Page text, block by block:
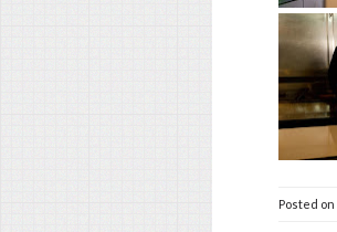
Posted on